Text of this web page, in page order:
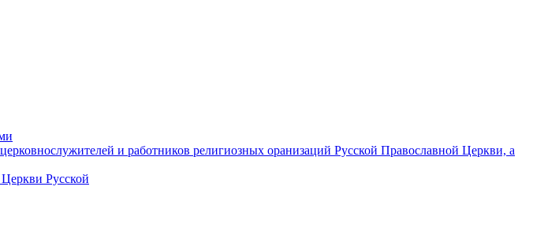
и работников религиозных оранизаций Русской Православной Церкви, а
Русской